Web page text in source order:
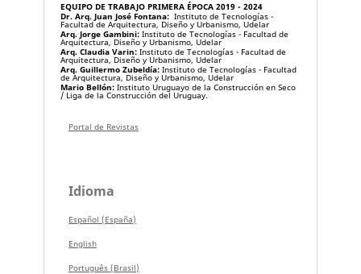
EQUIPO DE TRABAJO PRIMERA ÉPOCA 2019 - 2024
Dr. Arq. Juan José Fontana: Instituto de Tecnologías -
Facultad de Arquitectura, Diseño y Urbanismo, Udelar
Arq. Jorge Gambini: Instituto de Tecnologías - Facultad de
Arquitectura, Diseño y Urbanismo, Udelar
Arq. Claudia Varin: Instituto de Tecnologías - Facultad de
Arquitectura, Diseño y Urbanismo, Udelar
Arq. Guillermo Zubeldía: Instituto de Tecnologías - Facultad
de Arquitectura, Diseño y Urbanismo, Udelar
Mario Bellón: Instituto Uruguayo de la Construcción en Seco
/ Liga de la Construcción del Uruguay.
Portal de Revistas
Idioma
Español (España)
English
Português (Brasil)